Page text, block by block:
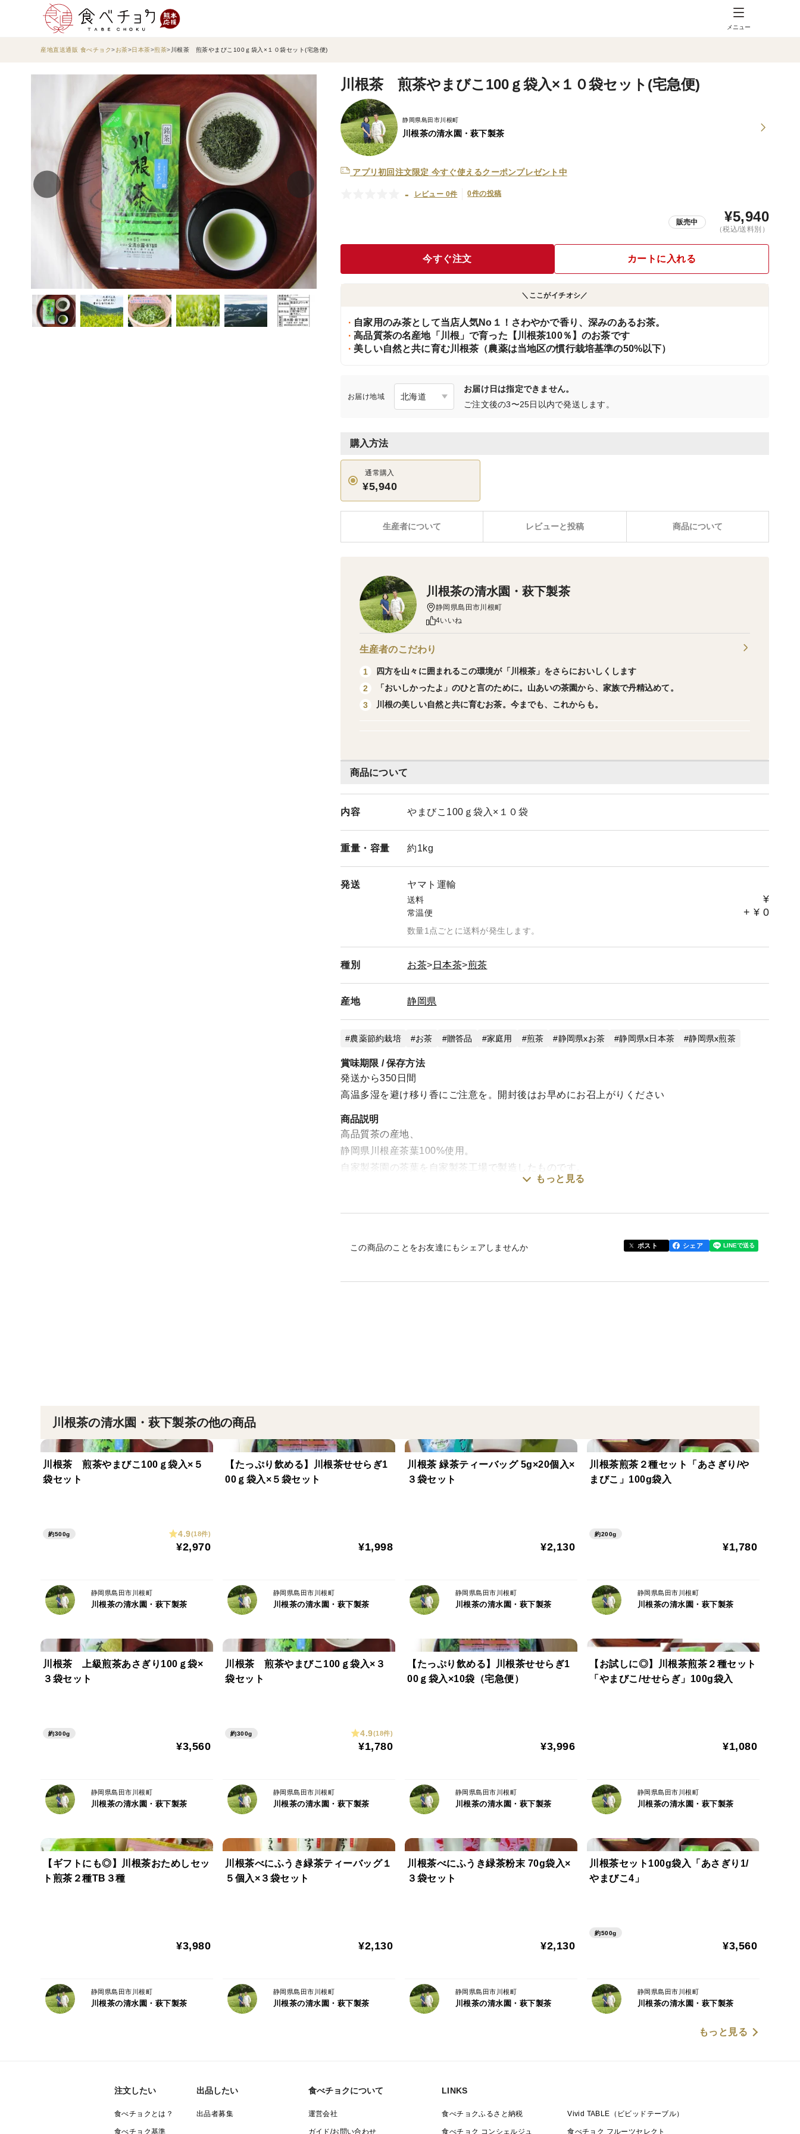
メニュー
産地直送通販 食べチョク お茶 日本茶 煎茶 川根茶 煎茶やまびこ100ｇ袋入×１０袋セット(宅急便)
川根茶 煎茶やまびこ100ｇ袋入×１０袋セット(宅急便)
静岡県島田市川根町
川根茶の清水園・萩下製茶
アプリ初回注文限定 今すぐ使えるクーポンプレゼント中
- レビュー 0件 0件の投稿
販売中 ¥5,940
（税込/送料別）
今すぐ注文 カートに入れる
＼ここがイチオシ／
自家用のみ茶として当店人気No１！さわやかで香り、深みのあるお茶。
高品質茶の名産地「川根」で育った【川根茶100％】のお茶です
美しい自然と共に育む川根茶（農薬は当地区の慣行栽培基準の50%以下）
お届け地域
お届け日は指定できません。
ご注文後の3〜25日以内で発送します。
購入方法
通常購入
¥5,940
レビューと投稿 商品について
生産者について
商品について
内容 やまびこ100ｇ袋入×１０袋
重量・ 容量 約1kg
発送 ヤマト運輸
送料 ¥
常温便 + ¥ 0
数量1点ごとに送料が発生します。
種別 お茶 日本茶 煎茶
産地 静岡県
農薬節約栽培 お茶 贈答品 家庭用 煎茶 静岡県xお茶 静岡県x日本茶 静岡県x煎茶
賞味期限 / 保存方法
発送から350日間
高温多湿を避け移り香にご注意を。開封後はお早めにお召上がりください
商品説明
高品質茶の産地、
静岡県川根産茶葉100%使用。
自家製茶園の茶葉を自家製茶工場で製造したものです。
贈り物、ご家庭用にどうぞ。
・原材料: 緑茶(静岡県川根産)
おいしいお茶でほっと一息。
皆様が穏やかに、健やかな日々が過ごせますように、お茶作りを通してお手伝いしたいと思いま
自家製茶園で丹精込めて作った川根茶です。是非お試しください。
１，急須に茶葉を入れます。1人分約2〜3g(茶さじ1杯)
4〜5人分で約１０g、大さじ２杯程度です。
２，少し湯冷まししたお湯を急須に注ぎ、約1分待ちます。
普通煎茶など、さわやかなお茶の味を楽しみたい時は、熱めのお湯で淹れます。
３，量、濃さが均一になるように茶碗に回し注ぎます。
最後の一滴まで絞り切りましょう。
一煎目とは違った味わいをお楽しみいただけます。
淹れる方の心遣いで、風味は一層深く、過ごすひとときは豊かなものに。どうぞ和やかなお気持
ちでお楽しみくださいませ。
日時指定はご相談ください。
もっと見る
この商品のことをお友達にもシェアしませんか ポスト シェア
川根茶の清水園・萩下製茶
静岡県島田市川根町
4いいね
生産者のこだわり
1
四方を山々に囲まれるこの環境が「川根茶」をさらにおいしくします
2
「おいしかったよ」のひと言のために。山あいの茶園から、家族で丹精込めて。
3
川根の美しい自然と共に育むお茶。今までも、これからも。
川根茶の清水園・萩下製茶の他の商品
川根茶 煎茶やまびこ100ｇ袋入×５
袋セット
約500g 4.9(18件)
¥2,970
静岡県島田市川根町
川根茶の清水園・萩下製茶
【たっぷり飲める】川根茶せせらぎ1
00ｇ袋入×５袋セット
¥1,998
静岡県島田市川根町
川根茶の清水園・萩下製茶
川根茶 緑茶ティーバッグ 5g×20個入×
３袋セット
¥2,130
静岡県島田市川根町
川根茶の清水園・萩下製茶
川根茶煎茶２種セット「あさぎり/や
まびこ」100g袋入
約200g
¥1,780
静岡県島田市川根町
川根茶の清水園・萩下製茶
川根茶 上級煎茶あさぎり100ｇ袋×
３袋セット
約300g
¥3,560
静岡県島田市川根町
川根茶の清水園・萩下製茶
川根茶 煎茶やまびこ100ｇ袋入×３
袋セット
約300g 4.9(18件)
¥1,780
静岡県島田市川根町
川根茶の清水園・萩下製茶
【たっぷり飲める】川根茶せせらぎ1
00ｇ袋入×10袋（宅急便）
¥3,996
静岡県島田市川根町
川根茶の清水園・萩下製茶
【お試しに◎】川根茶煎茶２種セット
「やまびこ/せせらぎ」100g袋入
¥1,080
静岡県島田市川根町
川根茶の清水園・萩下製茶
【ギフトにも◎】川根茶おためしセッ
ト煎茶２種TB３種
¥3,980
静岡県島田市川根町
川根茶の清水園・萩下製茶
川根茶べにふうき緑茶ティーバッグ１
５個入×３袋セット
¥2,130
静岡県島田市川根町
川根茶の清水園・萩下製茶
川根茶べにふうき緑茶粉末 70g袋入×
３袋セット
¥2,130
静岡県島田市川根町
川根茶の清水園・萩下製茶
川根茶セット100g袋入「あさぎり1/
やまびこ4」
約500g
¥3,560
静岡県島田市川根町
川根茶の清水園・萩下製茶
もっと見る
注文したい
食べチョクとは？
食べチョク基準
出品したい
出品者募集
食べチョクについて
運営会社
ガイド/お問い合わせ
LINKS
食べチョクふるさと納税 Vivid TABLE（ビビッドテーブル）
食べチョク コンシェルジュ 食べチョク フルーツセレクト